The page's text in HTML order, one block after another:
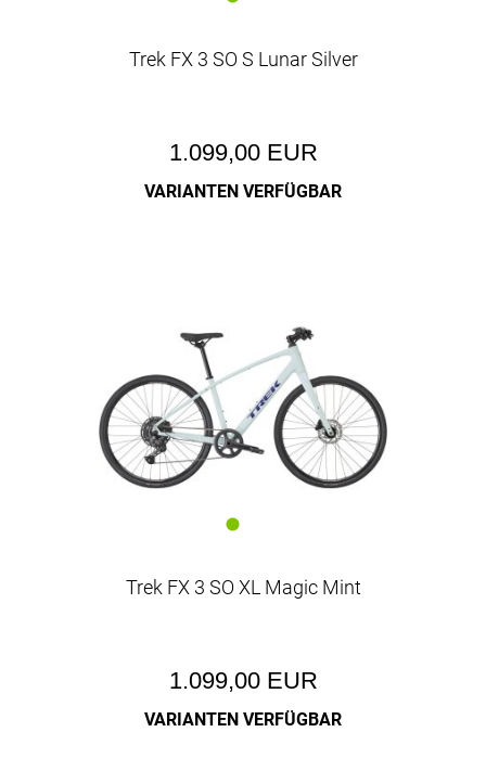
Trek FX 3 SO S Lunar Silver
1.099,00 EUR
VARIANTEN VERFÜGBAR
Trek FX 3 SO XL Magic Mint
1.099,00 EUR
VARIANTEN VERFÜGBAR